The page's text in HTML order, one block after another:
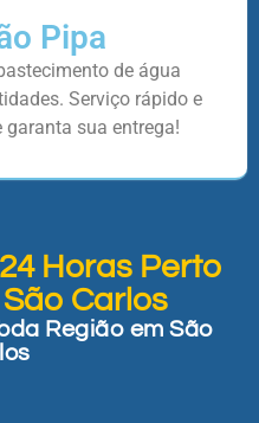
Pipa
de água
Serviço rápido e
sua entrega!
Horas Perto
Carlos
Região em São